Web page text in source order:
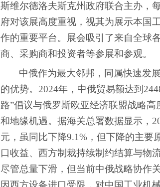
斯维尔德洛夫斯克州政府联合主办 ，
府对该展高度重视，视其为展示本国
作的重要平台。 展会吸引了来自全球
商、采购商和投资者等参展和参观。
中俄作为最大邻邦，同属快速发
的优势。 2024年，中俄贸易额达到
路”倡议与俄罗斯欧亚经济联盟战略
和地缘机遇。据海关总署数据显示，
元，虽同比下降9.1%，但下降的主要
口收益、西方制裁持续制约结算与物
尽管总量下滑，但当前中俄战略协作
因西方设备进口受限，对中国工业机